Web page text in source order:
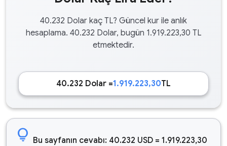
40.232 Dolar kaç TL? Güncel kur ile anlık
hesaplama. 40.232 Dolar, bugün 1.919.223,30 TL
etmektedir.
40.232 Dolar =1.919.223,30TL
lightbulb Bu sayfanın cevabı: 40.232 USD = 1.919.223,30